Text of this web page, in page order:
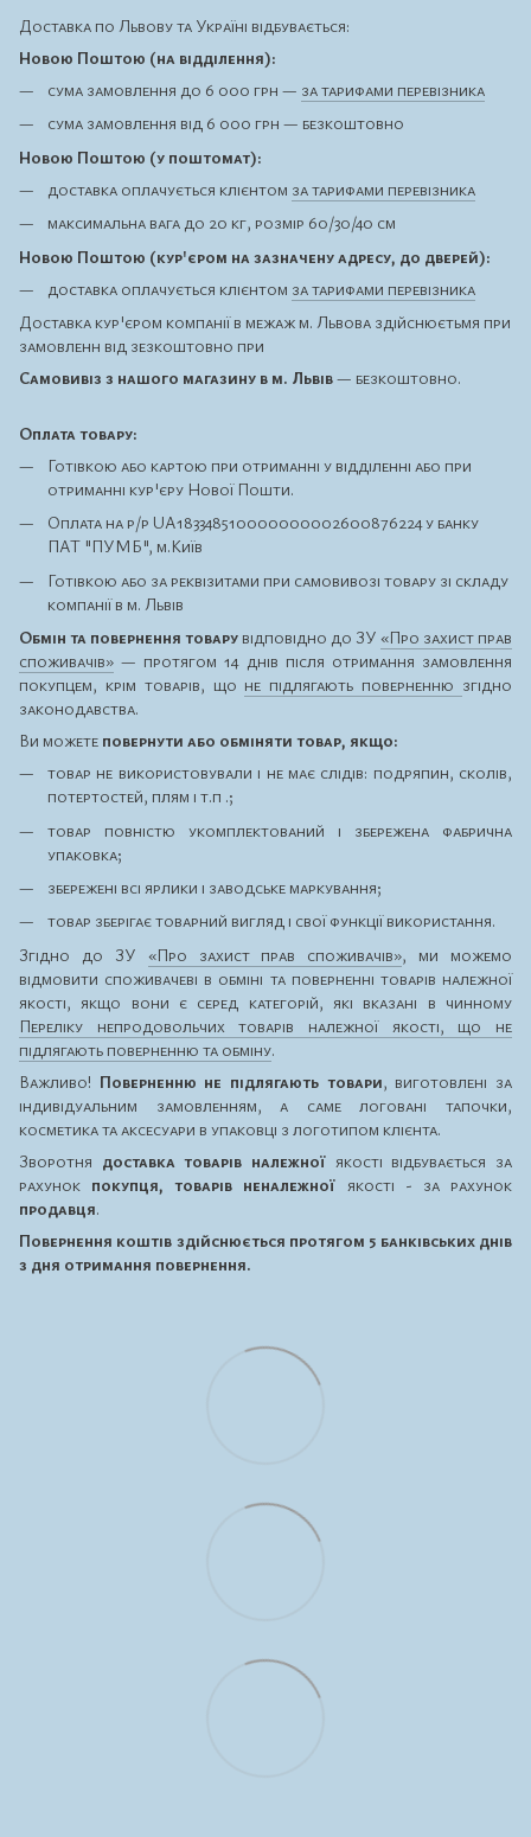
Доставка по Львову та Україні відбувається:
Новою Поштою (на відділення):
сума замовлення до 6 000 грн — за тарифами перевізника
сума замовлення від 6 000 грн — безкоштовно
Новою Поштою (у поштомат):
доставка оплачується клієнтом за тарифами перевізника
максимальна вага до 20 кг, розмір 60/30/40 см
Новою Поштою (кур'єром на зазначену адресу, до дверей):
доставка оплачується клієнтом за тарифами перевізника
Доставка кур'єром компанії в межаж м. Львова здійснюєтьмя при
замовленн від зезкоштовно при
Самовивіз з нашого магазину в м. Львів— безкоштовно.
Оплата товару:
Готівкою або картою при отриманні у відділенні або при
отриманні кур'єру Нової Пошти.
Оплата на р/р UA183348510000000002600876224 у банку
ПАТ "ПУМБ", м.Київ
Готівкою або за реквізитами при самовивозі товару зі складу
компанії в м. Львів
Обмін та повернення товару відповідно до ЗУ «Про захист прав
споживачів» — протягом 14 днів після отримання замовлення
покупцем, крім товарів, що не підлягають поверненню згідно
законодавства.
Ви можете повернути або обміняти товар, якщо:
товар не використовували і не має слідів: подряпин, сколів,
потертостей, плям і т.п .;
товар повністю укомплектований і збережена фабрична
упаковка;
збережені всі ярлики і заводське маркування;
товар зберігає товарний вигляд і свої функції використання.
Згідно до ЗУ «Про захист прав споживачів», ми можемо
відмовити споживачеві в обміні та поверненні товарів належної
якості, якщо вони є серед категорій, які вказані в чинному
Переліку непродовольчих товарів належної якості, що не
підлягають поверненню та обміну.
Важливо! Поверненню не підлягають товари, виготовлені за
індивідуальним замовленням, а саме логовані тапочки,
косметика та аксесуари в упаковці з логотипом клієнта.
Зворотня доставка товарів належної якості відбувається за
рахунок покупця, товарів неналежної якості - за рахунок
продавця.
Повернення коштів здійснюється протягом 5 банківських днів
з дня отримання повернення.